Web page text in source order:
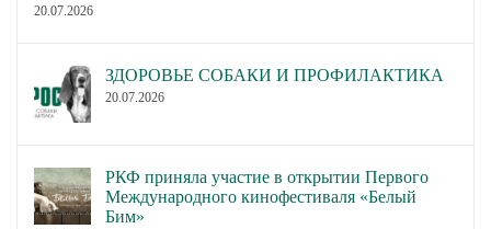
20.07.2026
ЗДОРОВЬЕ СОБАКИ И ПРОФИЛАКТИКА
20.07.2026
РКФ приняла участие в открытии Первого
Международного кинофестиваля «Белый
Бим»